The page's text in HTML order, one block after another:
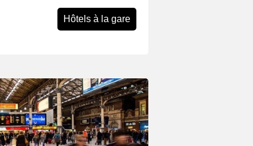
Hôtels à la gare